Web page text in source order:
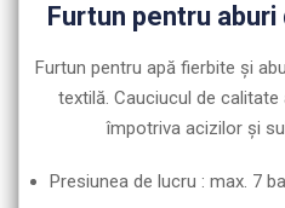
Furtun pentru
Furtun pentru apă fierbite şi
textilă. Cauciucul de
împotriva acizilor şi
Presiunea de lucru : max. 7